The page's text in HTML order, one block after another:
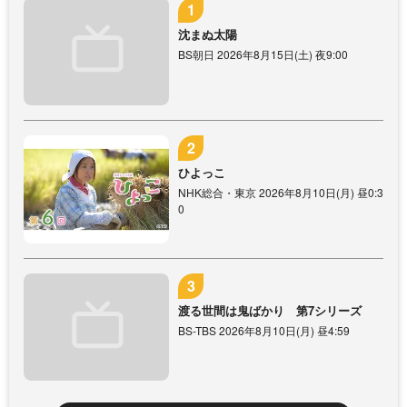
沈まぬ太陽
BS朝日 2026年8月15日(土) 夜9:00
ひよっこ
NHK総合・東京 2026年8月10日(月) 昼0:3
0
渡る世間は鬼ばかり 第7シリーズ
BS-TBS 2026年8月10日(月) 昼4:59